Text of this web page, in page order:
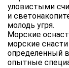
уловистыми
и
молодь угря.
Морские
морские
определенный
опытные